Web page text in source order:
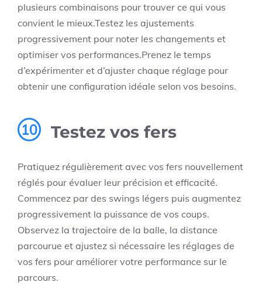
plusieurs combinaisons pour trouver ce qui vous
convient le mieux.Testez les ajustements
progressivement pour noter les changements et
optimiser vos performances.Prenez le temps
d’expérimenter et d’ajuster chaque réglage pour
obtenir une configuration idéale selon vos besoins.
10 Testez vos fers
Pratiquez régulièrement avec vos fers nouvellement
réglés pour évaluer leur précision et efficacité.
Commencez par des swings légers puis augmentez
progressivement la puissance de vos coups.
Observez la trajectoire de la balle, la distance
parcourue et ajustez si nécessaire les réglages de
vos fers pour améliorer votre performance sur le
parcours.